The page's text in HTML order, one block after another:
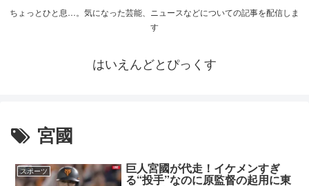
ちょっとひと息…。気になった芸能、ニュースなどについての記事を配信しま
す
はいえんどとぴっくす
宮國
スポーツ 巨人宮國が代走！イケメンすぎ
る“投手”なのに原監督の起用に東